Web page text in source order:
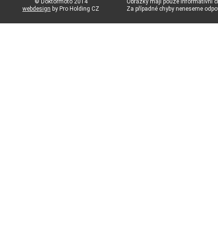
© Doktormoto 2014
webdesign by Pro Holding CZ
Obrázky mají pouze informativní
Za případné chyby neneseme